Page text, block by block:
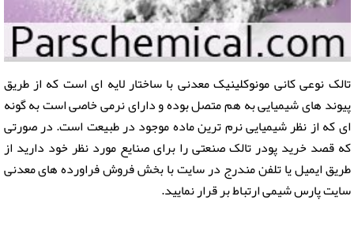
تالک نوعی کانی مونوکلینیک معدنی با ساختار لایه ای است که از طریق
پیوند های شیمیایی به هم متصل بوده و دارای نرمی خاصی است به گونه
ای که از نظر شیمیایی نرم ترین ماده موجود در طبیعت است. در صورتی
که قصد خرید پودر تالک صنعتی را برای صنایع مورد نظر خود دارید از
طریق ایمیل یا تلفن مندرج در سایت با بخش فروش فراورده های معدنی
سایت پارس شیمی ارتباط بر قرار نمایید.